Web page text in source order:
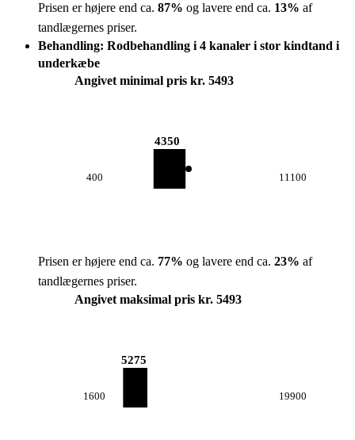
Prisen er højere end ca. 87% og lavere end ca. 13% af
tandlægernes priser.
Behandling: Rodbehandling i 4 kanaler i stor kindtand i
underkæbe
Angivet minimal pris kr. 5493
400
4350
11100
Prisen er højere end ca. 77% og lavere end ca. 23% af
tandlægernes priser.
Angivet maksimal pris kr. 5493
1600
5275
19900